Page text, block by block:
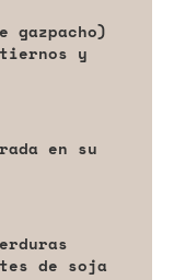
gazpacho)
y
en su
de soja